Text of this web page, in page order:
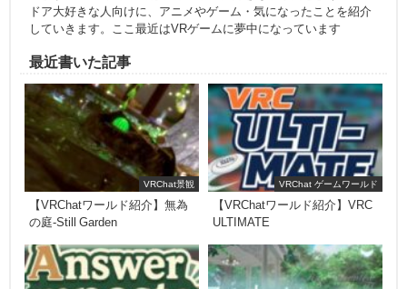
ドア大好きな人向けに、アニメやゲーム・気になったことを紹介
していきます。ここ最近はVRゲームに夢中になっています
最近書いた記事
VRChat景観
【VRChatワールド紹介】無為
の庭-Still Garden
VRChat ゲームワールド
【VRChatワールド紹介】VRC
ULTIMATE